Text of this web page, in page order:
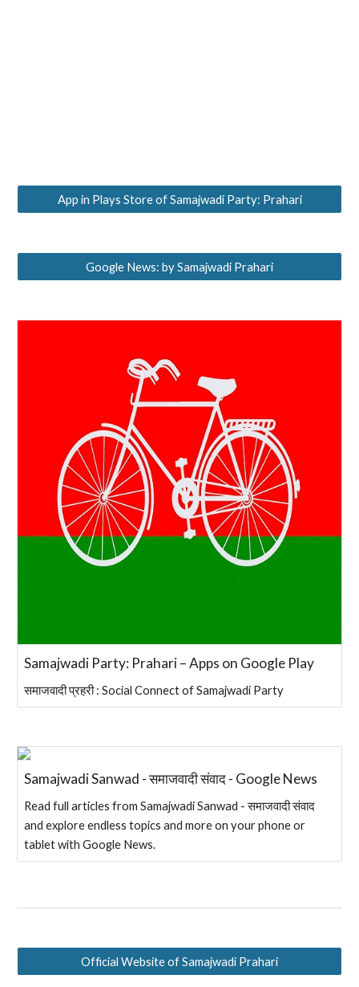
App in Plays Store of Samajwadi Party: Prahari
Google News: by Samajwadi Prahari
Samajwadi Party: Prahari – Apps on Google Play
समाजवादी प्रहरी : Social Connect of Samajwadi Party
Samajwadi Sanwad - समाजवादी संवाद - Google News
Read full articles from Samajwadi Sanwad - समाजवादी संवाद
and explore endless topics and more on your phone or
tablet with Google News.
Official Website of Samajwadi Prahari